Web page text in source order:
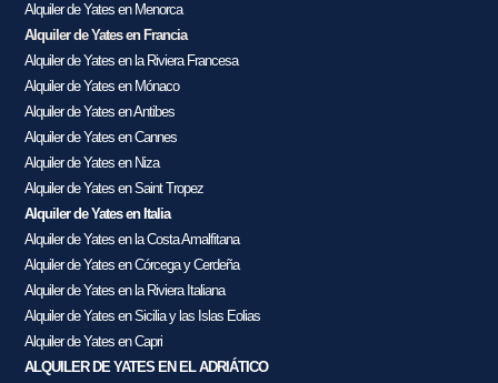
Alquiler de Yates en Menorca
Alquiler de Yates en Francia
Alquiler de Yates en la Riviera Francesa
Alquiler de Yates en Mónaco
Alquiler de Yates en Antibes
Alquiler de Yates en Cannes
Alquiler de Yates en Niza
Alquiler de Yates en Saint Tropez
Alquiler de Yates en Italia
Alquiler de Yates en la Costa Amalfitana
Alquiler de Yates en Córcega y Cerdeña
Alquiler de Yates en la Riviera Italiana
Alquiler de Yates en Sicilia y las Islas Eolias
Alquiler de Yates en Capri
ALQUILER DE YATES EN EL ADRIÁTICO